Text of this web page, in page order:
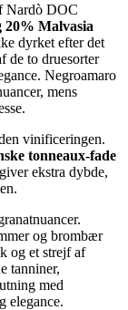
Nardò DOC
20% Malvasia
dyrket efter det
de to druesorter
Negroamaro
mens
vinificeringen.
tonneaux-fade
ekstra dybde,
og brombær
og et strejf af
tanniner,
med
elegance.